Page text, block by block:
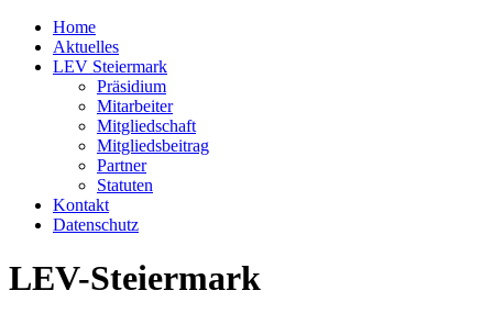
Home
Aktuelles
LEV Steiermark
Präsidium
Mitarbeiter
Mitgliedschaft
Mitgliedsbeitrag
Partner
Statuten
Kontakt
Datenschutz
LEV-Steiermark